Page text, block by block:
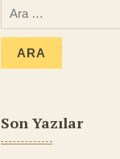
Son Yazılar